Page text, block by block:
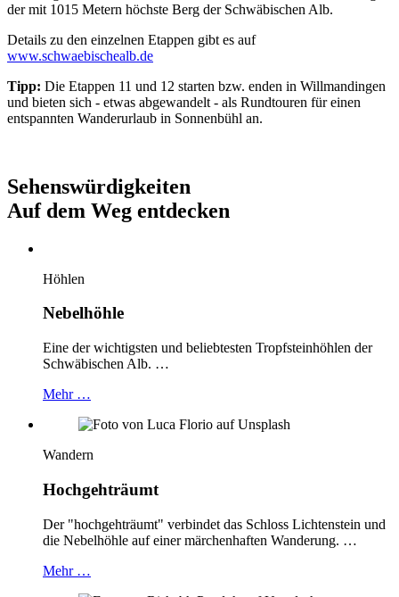
der mit 1015 Metern höchste Berg der Schwäbischen Alb.
Details zu den einzelnen Etappen gibt es auf
www.schwaebischealb.de
Tipp: Die Etappen 11 und 12 starten bzw. enden in Willmandingen
und bieten sich - etwas abgewandelt - als Rundtouren für einen
entspannten Wanderurlaub in Sonnenbühl an.
Sehenswürdigkeiten
Auf dem Weg entdecken
Höhlen
Nebelhöhle
Eine der wichtigsten und beliebtesten Tropfsteinhöhlen der
Schwäbischen Alb. …
Mehr …
Wandern
Hochgehträumt
Der "hochgehträumt" verbindet das Schloss Lichtenstein und
die Nebelhöhle auf einer märchenhaften Wanderung. …
Mehr …